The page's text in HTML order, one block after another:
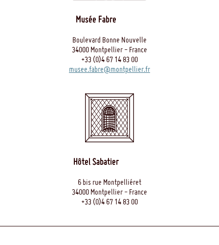
Musée Fabre
Boulevard Bonne Nouvelle
34000 Montpellier - France
+33 (0)4 67 14 83 00
musee.fabre@montpellier.fr
Hôtel Sabatier
6 bis rue Montpelliéret
34000 Montpellier - France
+33 (0)4 67 14 83 00